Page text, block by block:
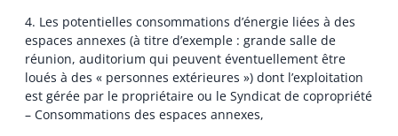
4. Les potentielles consommations d’énergie liées à des
espaces annexes (à titre d’exemple : grande salle de
réunion, auditorium qui peuvent éventuellement être
loués à des « personnes extérieures ») dont l’exploitation
est gérée par le propriétaire ou le Syndicat de copropriété
– Consommations des espaces annexes,